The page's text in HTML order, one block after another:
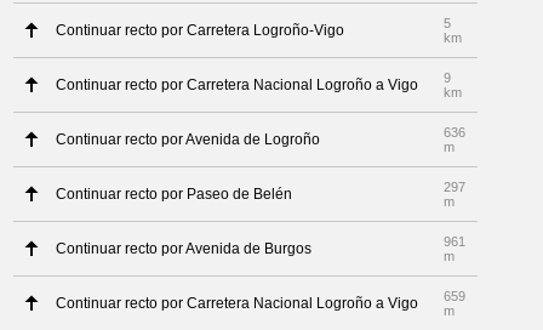
Continuar recto por Carretera Logroño-Vigo
5
km
Continuar recto por Carretera Nacional Logroño a Vigo
9
km
Continuar recto por Avenida de Logroño
636
m
Continuar recto por Paseo de Belén
297
m
Continuar recto por Avenida de Burgos
961
m
Continuar recto por Carretera Nacional Logroño a Vigo
659
m